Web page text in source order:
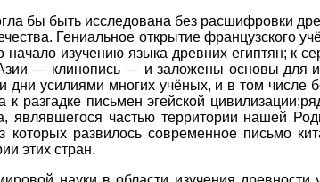
бы быть исследована без расшифровки
Гениальное открытие французского
начало изучению языка древних египтян; к
— клинопись — и заложены основы для
усилиями многих учёных, и в том числе
разгадке письмен эгейской
являвшегося частью территории нашей
которых развилось современное письмо
этих стран.